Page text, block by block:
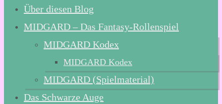
Inhalt
springen
Über diesen Blog
MIDGARD – Das Fantasy-Rollenspiel
MIDGARD Kodex
MIDGARD Kodex
MIDGARD (Spielmaterial)
Das Schwarze Auge